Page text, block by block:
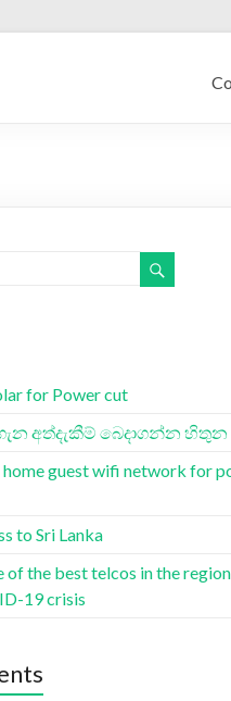
for Power cut
අත්දැකීම් බෙදාගන්න හිතුන
guest wifi network for
to Sri Lanka
of the best telcos in the
19 crisis